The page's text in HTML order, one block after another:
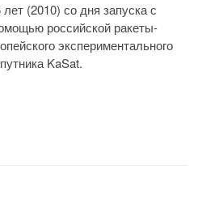
(2010) со дня запуска с
российской ракеты-
экспериментального
KaSat.